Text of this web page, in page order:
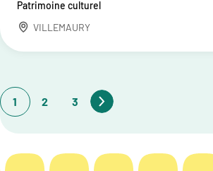
Patrimoine culturel
VILLEMAURY
1 2 3